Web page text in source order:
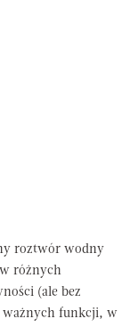
roztwór wodny
różnych
(ale bez
ważnych funkcji, w